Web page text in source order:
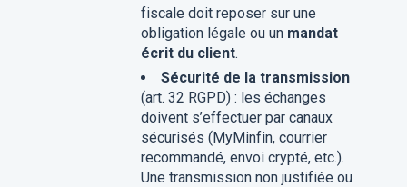
fiscale doit reposer sur une
obligation légale ou un mandat
écrit du client.
Sécurité de la transmission
(art. 32 RGPD) : les échanges
doivent s’effectuer par canaux
sécurisés (MyMinfin, courrier
recommandé, envoi crypté, etc.).
Une transmission non justifiée ou